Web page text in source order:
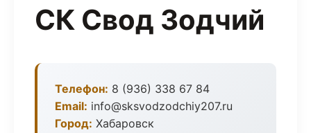
СК Свод Зодчий
Телефон: 8 (936) 338 67 84
Email: info@sksvodzodchiy207.ru
Город: Хабаровск